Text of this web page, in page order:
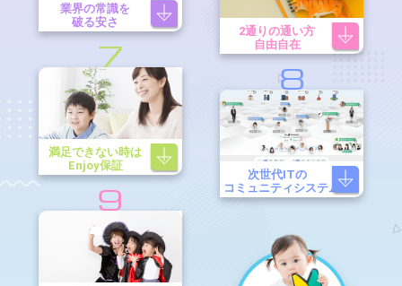
業界の常識を
破る安さ
2通りの通い方
自由自在
7
満足できない時は
Enjoy保証
8
次世代ITの
コミュニティシステム
9